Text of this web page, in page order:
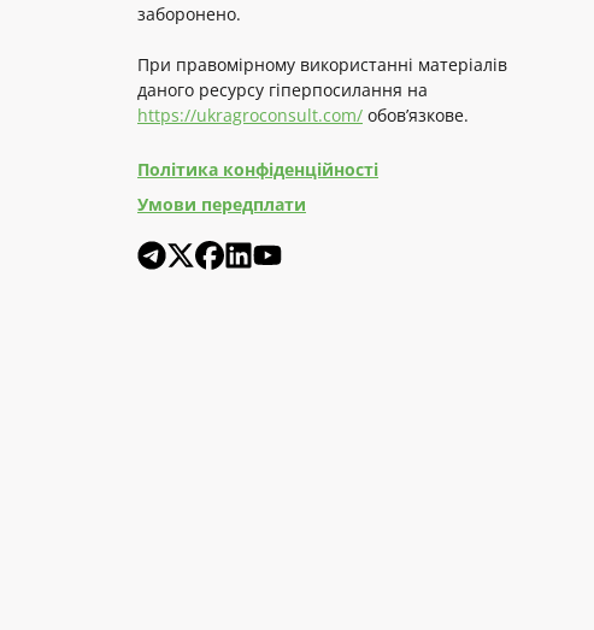
заборонено.
При правомірному використанні матеріалів
даного ресурсу гіперпосилання на
https://ukragroconsult.com/ обов’язкове.
Політика конфіденційності
Умови передплати